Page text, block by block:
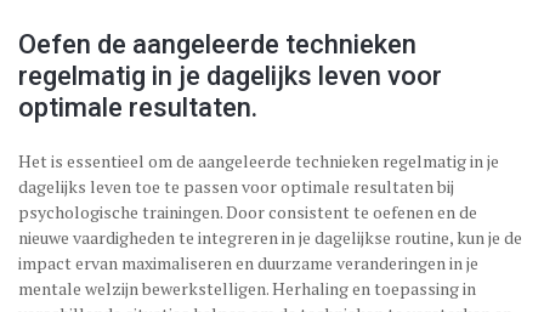
Oefen de aangeleerde technieken
regelmatig in je dagelijks leven voor
optimale resultaten.
Het is essentieel om de aangeleerde technieken regelmatig in je
dagelijks leven toe te passen voor optimale resultaten bij
psychologische trainingen. Door consistent te oefenen en de
nieuwe vaardigheden te integreren in je dagelijkse routine, kun je de
impact ervan maximaliseren en duurzame veranderingen in je
mentale welzijn bewerkstelligen. Herhaling en toepassing in